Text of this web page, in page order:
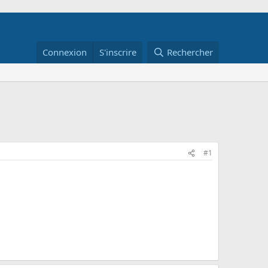
Connexion S'inscrire Rechercher
#1